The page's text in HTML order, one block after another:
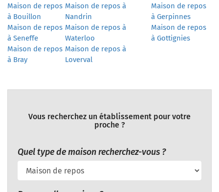
Maison de repos
à Bouillon
Maison de repos à
Nandrin
Maison de repos
à Gerpinnes
Maison de repos
à Seneffe
Maison de repos à
Waterloo
Maison de repos
à Gottignies
Maison de repos
à Bray
Maison de repos à
Loverval
Vous recherchez un établissement pour votre
proche ?
Quel type de maison recherchez-vous ?